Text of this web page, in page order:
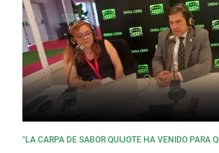
"LA CARPA DE SABOR QUIJOTE HA VENIDO PARA